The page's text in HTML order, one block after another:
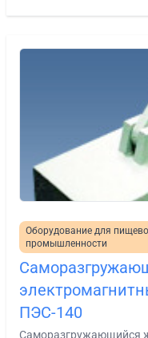
Оборудование для
промышленности
ПЭС-140
Саморазгружающийся